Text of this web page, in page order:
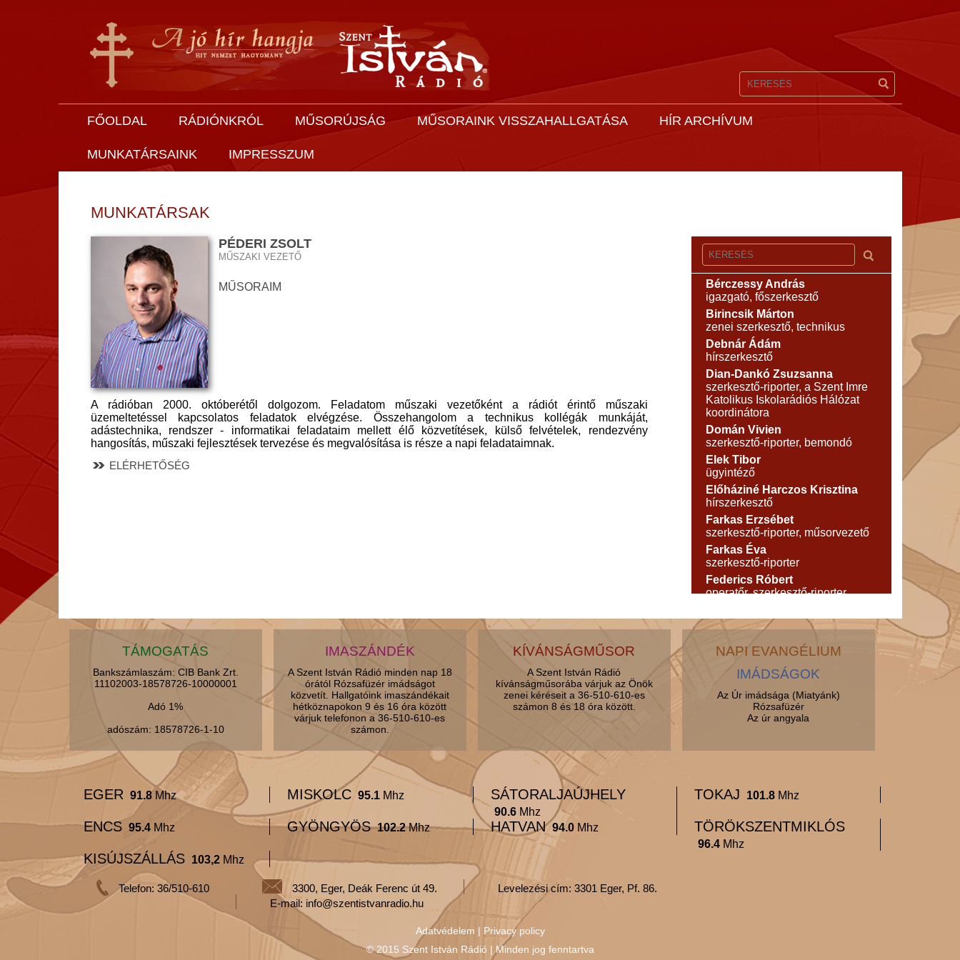
FŐOLDAL RÁDIÓNKRÓL MŰSORÚJSÁG MŰSORAINK VISSZAHALLGATÁSA HÍR ARCHÍVUM
MUNKATÁRSAINK IMPRESSZUM
MUNKATÁRSAK
PÉDERI ZSOLT
MŰSZAKI VEZETŐ
MŰSORAIM
A rádióban 2000. októberétől dolgozom. Feladatom műszaki vezetőként a rádiót érintő műszaki
üzemeltetéssel kapcsolatos feladatok elvégzése. Összehangolom a technikus kollégák munkáját,
adástechnika, rendszer - informatikai feladataim mellett élő közvetítések, külső felvételek, rendezvény
hangosítás, műszaki fejlesztések tervezése és megvalósítása is része a napi feladataimnak.
ELÉRHETŐSÉG
Bérczessy András
igazgató, főszerkesztő
Birincsik Márton
zenei szerkesztő, technikus
Debnár Ádám
hírszerkesztő
Dian-Dankó Zsuzsanna
szerkesztő-riporter, a Szent Imre
Katolikus Iskolarádiós Hálózat
koordinátora
Domán Vivien
szerkesztő-riporter, bemondó
Elek Tibor
ügyintéző
Előháziné Harczos Krisztina
hírszerkesztő
Farkas Erzsébet
szerkesztő-riporter, műsorvezető
Farkas Éva
szerkesztő-riporter
Federics Róbert
operatőr, szerkesztő-riporter
technikus
tudósító
Hamar Dénes
gazdasági vezető
Hunyadi-Buzásné Klész Beáta
szerkesztő-riporter
Karkus István
technikus
Koleszár Krisztián
tudósító
Kónya Éva
TÁMOGATÁS
Bankszámlaszám: CIB Bank Zrt.
11102003-18578726-10000001
Adó 1%
adószám: 18578726-1-10
IMASZÁNDÉK
A Szent István Rádió minden nap 18
órától Rózsafüzér imádságot
közvetít. Hallgatóink imaszándékait
hétköznapokon 9 és 16 óra között
várjuk telefonon a 36-510-610-es
számon.
KÍVÁNSÁGMŰSOR
A Szent István Rádió
kívánságműsorába várjuk az Önök
zenei kéréseit a 36-510-610-es
számon 8 és 18 óra között.
NAPI EVANGÉLIUM
IMÁDSÁGOK
Az Úr imádsága (Miatyánk)
Rózsafüzér
Az úr angyala
EGER 91.8Mhz MISKOLC 95.1Mhz SÁTORALJAÚJHELY
90.6Mhz
TOKAJ 101.8Mhz
ENCS 95.4Mhz GYÖNGYÖS 102.2Mhz HATVAN 94.0Mhz TÖRÖKSZENTMIKLÓS
96.4Mhz
KISÚJSZÁLLÁS 103,2Mhz
Telefon: 36/510-610 3300, Eger, Deák Ferenc út 49.
Levelezési cím: 3301 Eger, Pf. 86.
E-mail: info@szentistvanradio.hu
Adatvédelem | Privacy policy
© 2015 Szent István Rádió | Minden jog fenntartva